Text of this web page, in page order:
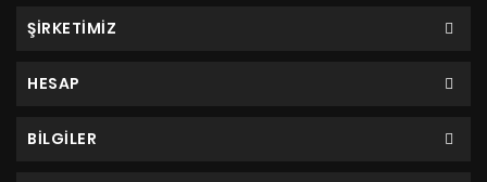
ŞİRKETİMİZ
HESAP
BILGILER